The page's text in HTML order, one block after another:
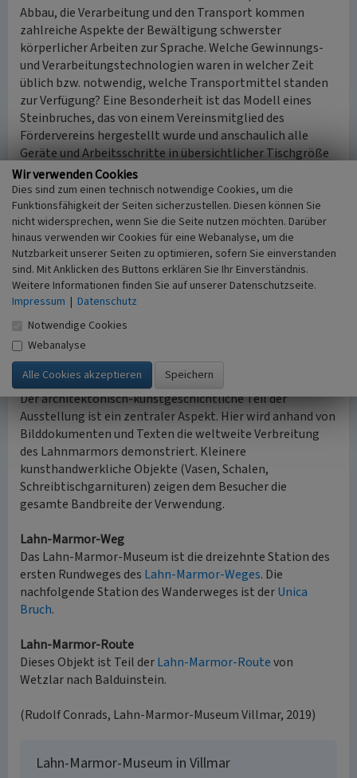
Abbau, die Verarbeitung und den Transport kommen
zahlreiche Aspekte der Bewältigung schwerster
körperlicher Arbeiten zur Sprache. Welche Gewinnungs-
und Verarbeitungstechnologien waren in welcher Zeit
üblich bzw. notwendig, welche Transportmittel standen
zur Verfügung? Eine Besonderheit ist das Modell eines
Steinbruches, das von einem Vereinsmitglied des
Fördervereins hergestellt wurde und anschaulich alle
Geräte und Arbeitsschritte in übersichtlicher Tischgröße
zusammenfasst. Die drei Aspekte Abbau, Verarbeitung und
Transport werden eindrucksvoll mit Werkzeugen,
historischen Fotos und Quellen erläutert werden, so dass
die harte Arbeit der Steinbrecher, der Marmorierer und
Steinmetze anschaulich vermittelt wird. In einer
speziellen Dauerausstellung wird auch über den heutigen
Kalksteinabbau in der Lahnregion informiert. Dieser
Abbau erfolgt seit über 150 Jahren durch die „Schaefer
Kalk GmbH & Co KG“ in Hahnstätten. Anhand von
anschaulichen Beispielen wird ebenso die heutige
Nutzung erklärt.
Kunstgeschichte und Architektur
Der architektonisch-kunstgeschichtliche Teil der
Ausstellung ist ein zentraler Aspekt. Hier wird anhand von
Bilddokumenten und Texten die weltweite Verbreitung
des Lahnmarmors demonstriert. Kleinere
kunsthandwerkliche Objekte (Vasen, Schalen,
Schreibtischgarnituren) zeigen dem Besucher die
gesamte Bandbreite der Verwendung.
Lahn-Marmor-Weg
Das Lahn-Marmor-Museum ist die dreizehnte Station des
ersten Rundweges des Lahn-Marmor-Weges. Die
nachfolgende Station des Wanderweges ist derUnica
Bruch.
Lahn-Marmor-Route
Dieses Objekt ist Teil derLahn-Marmor-Routevon
Wetzlar nach Balduinstein.
(Rudolf Conrads, Lahn-Marmor-Museum Villmar, 2019)
Lahn-Marmor-Museum in Villmar
Wir verwenden Cookies
Dies sind zum einen technisch notwendige Cookies, um die
Funktionsfähigkeit der Seiten sicherzustellen. Diesen können Sie
nicht widersprechen, wenn Sie die Seite nutzen möchten. Darüber
hinaus verwenden wir Cookies für eine Webanalyse, um die
Nutzbarkeit unserer Seiten zu optimieren, sofern Sie einverstanden
sind. Mit Anklicken des Buttons erklären Sie Ihr Einverständnis.
Weitere Informationen finden Sie auf unserer Datenschutzseite.
Impressum | Datenschutz
Notwendige Cookies
Webanalyse